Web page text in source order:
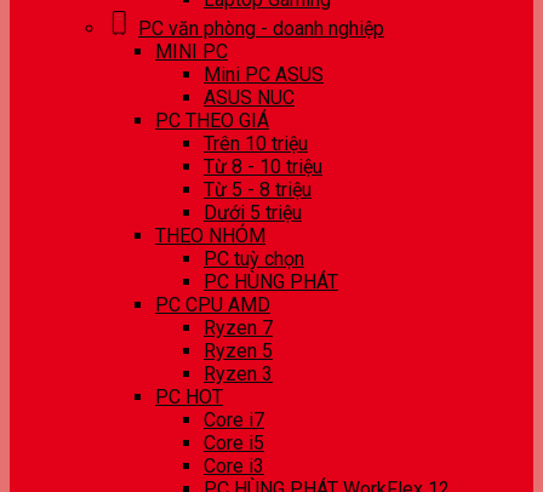
PC văn phòng - doanh nghiệp
MINI PC
Mini PC ASUS
ASUS NUC
PC THEO GIÁ
Trên 10 triệu
Từ 8 - 10 triệu
Từ 5 - 8 triệu
Dưới 5 triệu
THEO NHÓM
PC tuỳ chọn
PC HÙNG PHÁT
PC CPU AMD
Ryzen 7
Ryzen 5
Ryzen 3
PC HOT
Core i7
Core i5
Core i3